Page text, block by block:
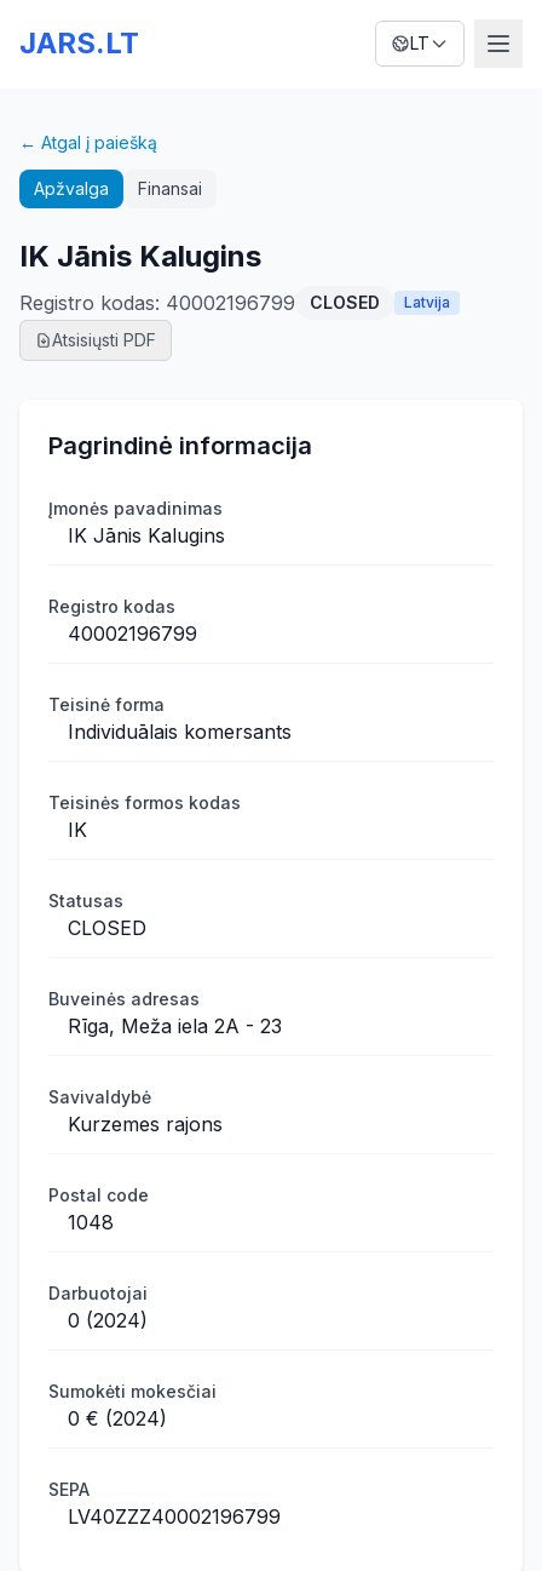
JARS.LT LT
← Atgal į paiešką
Apžvalga Finansai
IK Jānis Kalugins
Registro kodas: 40002196799 CLOSED Latvija
Atsisiųsti PDF
Pagrindinė informacija
Įmonės pavadinimas
IK Jānis Kalugins
Registro kodas
40002196799
Teisinė forma
Individuālais komersants
Teisinės formos kodas
IK
Statusas
CLOSED
Buveinės adresas
Rīga, Meža iela 2A - 23
Savivaldybė
Kurzemes rajons
Postal code
1048
Darbuotojai
0 (2024)
Sumokėti mokesčiai
0 € (2024)
SEPA
LV40ZZZ40002196799